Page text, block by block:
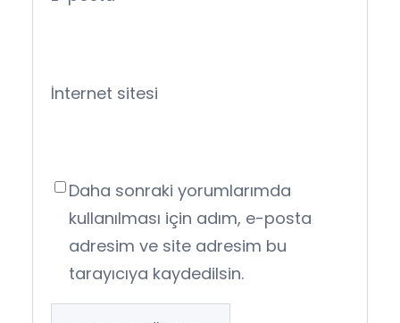
İnternet sitesi
Daha sonraki yorumlarımda
kullanılması için adım, e-posta
adresim ve site adresim bu
tarayıcıya kaydedilsin.